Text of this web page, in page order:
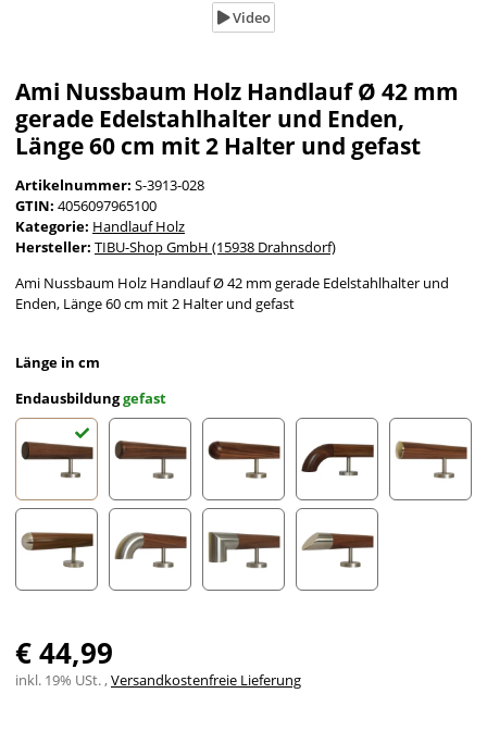
Video
Ami Nussbaum Holz Handlauf Ø 42 mm
gerade Edelstahlhalter und Enden,
Länge 60 cm mit 2 Halter und gefast
Artikelnummer: S-3913-028
GTIN: 4056097965100
Kategorie: Handlauf Holz
Hersteller: TIBU-Shop GmbH (15938 Drahnsdorf)
Ami Nussbaum Holz Handlauf Ø 42 mm gerade Edelstahlhalter und
Enden, Länge 60 cm mit 2 Halter und gefast
Länge in cm
Endausbildunggefast
gefast Radius gefrästHalbkugel gefrästHolzkrümmling
€ 44,99
inkl. 19% USt. ,Versandkostenfreie Lieferung